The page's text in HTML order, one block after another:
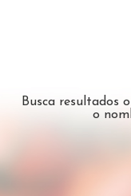
Busca resultados
o